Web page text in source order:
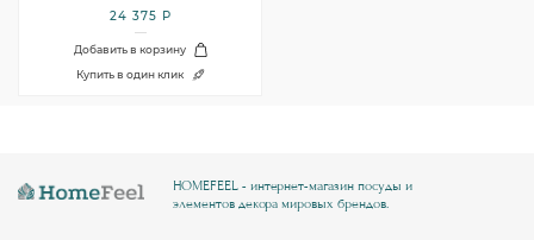
24 375 Р
Добавить в корзину
Купить в один клик
HOMEFEEL - интернет-магазин посуды и
элементов декора мировых брендов.